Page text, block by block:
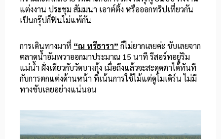
แต่งงาน ประชุม สัมมนา เอาต์ติ้ง หรือออกทริปเที่ยวกัน
เป็นกรุ๊ปก็ฟินไม่แพ้กัน
การเดินทางมาที่ “ณ ทรีธารา” ก็ไม่ยากเลยค่ะ ขับเลยจาก
ตลาดน้ำอัมพวาออกมาประมาณ 15 นาที รีสอร์ทอยู่ริม
แม่น้ำ ฝั่งเดียวกับวัดบางกุ้ง เมื่อถึงแล้วจะสะดุดตาได้ทันที
กับการตกแต่งด้านหน้า ที่เน้นการใช้ไม้แต่ดูโมเดิร์น ไม่มี
ทางขับเลยอย่างแน่นอน